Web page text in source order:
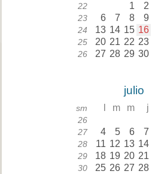
22 1 2
23 6 7 8 9
24 13 14 15 16
25 20 21 22 23
26 27 28 29 30
julio
sm m m j
26
27 4 5 6 7
28 11 12 13 14
29 18 19 20 21
30 25 26 27 28